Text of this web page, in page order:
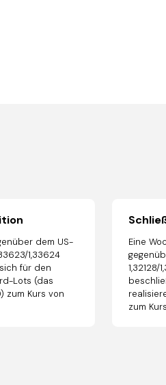
dem US-
1,33624
für den
Lots (das
Kurs von
Eine
1,32128/
zum